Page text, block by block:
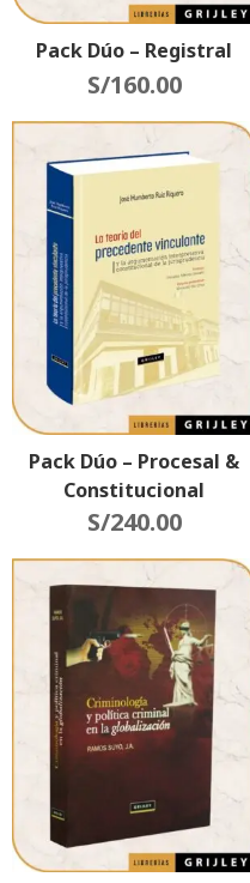
Pack Dúo – Registral
S/160.00
Pack Dúo – Procesal &
Constitucional
S/240.00